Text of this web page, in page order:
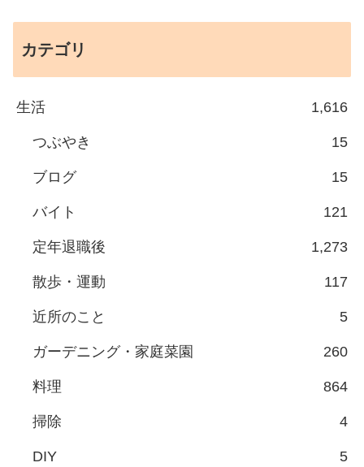
カテゴリ
生活 1,616
つぶやき 15
ブログ 15
バイト 121
定年退職後 1,273
散歩・運動 117
近所のこと 5
ガーデニング・家庭菜園 260
料理 864
掃除 4
DIY 5